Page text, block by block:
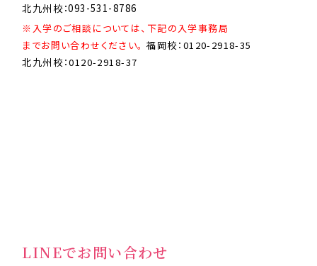
北九州校：093-531-8786
※入学のご相談については、下記の入学事務局
までお問い合わせください。 福岡校：0120-2918-35
北九州校：0120-2918-37
LINEでお問い合わせ